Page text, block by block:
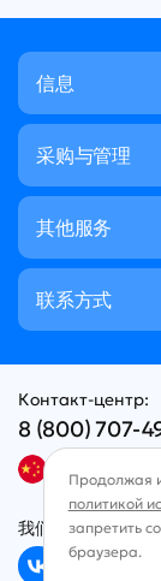
信息
采购与管理
其他服务
联系方式
Контакт-центр:
8 (800) 707-
我们在社交网络上
Продолжая
политикой
запретить
браузера.